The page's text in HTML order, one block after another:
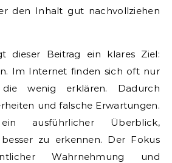
den Inhalt gut nachvollziehen
dieser Beitrag ein klares Ziel:
Im Internet finden sich oft nur
wenig erklären. Dadurch
und falsche Erwartungen.
ausführlicher Überblick,
zu erkennen. Der Fokus
Wahrnehmung und